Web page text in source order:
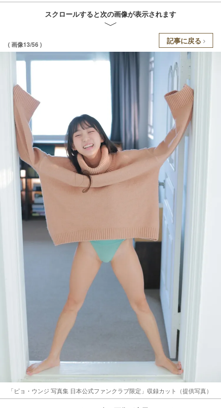
スクロールすると次の画像が表示されます
( 画像13/56 ) 記事に戻る
「ピョ・ウンジ 写真集 日本公式ファンクラブ限定」収録カット（提供写真）